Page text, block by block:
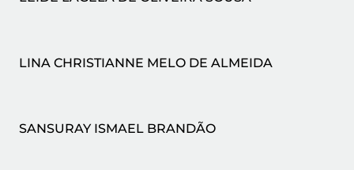
LINA CHRISTIANNE MELO DE ALMEIDA
SANSURAY ISMAEL BRANDÃO